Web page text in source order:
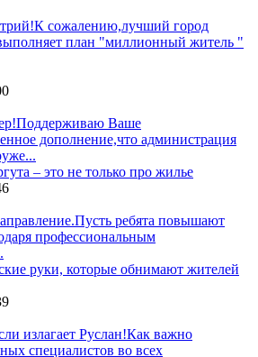
сожалению,лучший город
план "миллионный житель "
Ваше
дополнение,что администрация
‒ это не только про жилье
ребята повышают
профессиональным
руки, которые обнимают жителей
излагает Руслан!Как важно
специалистов во всех